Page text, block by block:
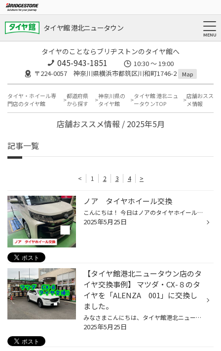
タイヤ館 港北ニュータウン
タイヤのことならブリヂストンのタイヤ館へ
045-943-1851
10:30 ～ 19:00
〒224-0057 神奈川県横浜市都筑区川和町1746-2
Map
タイヤ・ホイール専
門店のタイヤ館
都道府県
から探す
神奈川県の
タイヤ館
タイヤ館 港北ニュ
ータウンTOP
店舗おスス
メ情報
店舗おススメ情報 / 2025年5月
記事一覧
< 1 2 3 4 >
ノア タイヤホイール交換
こんにちは！ 今日はノアのタイヤホイール交換を実施します。 商品 タイヤ：205/55R17 プレイズ PX-RVⅡ ホイール：バルミナ LS10 17X65 5/114 40 こちらの商品になります。 交換前は純正アルミホイールを装着していました。 冬タイヤから夏タイヤに交換の際にホイールもご検討して頂いていた為、...
2025年5月25日
【タイヤ館港北ニュータウン店のタ
イヤ交換事例】 マツダ・CX-８のタ
イヤを「ALENZA 001」に交換し
ました。
みなさまこんにちは、タイヤ館港北ニュータウン店のスタッフ、羽田野です。 当店のホームページをご覧いただきありがとうございます。 さて本日はマツダ・CX-8のタイヤ交換をご紹介します。 お客さまご自身でタイヤの溝の状態を確認し、 かなりすり減っていると感じられ、当店にご来店。 タイヤの無...
2025年5月25日